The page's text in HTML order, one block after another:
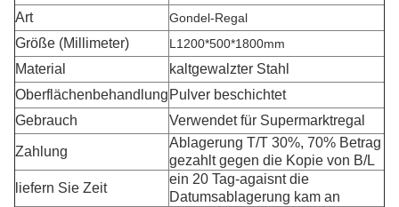
Art
Gondel-Regal
Größe (Millimeter) L1200*500*1800mm
Material
kaltgewalzter Stahl
Oberflächenbehandlung Pulver beschichtet
Gebrauch
Verwendet für Supermarktregal
Zahlung
Ablagerung T/T 30%, 70% Betrag
gezahlt gegen die Kopie von B/L
liefern Sie Zeit
ein 20 Tag-agaisnt die
Datumsablagerung kam an